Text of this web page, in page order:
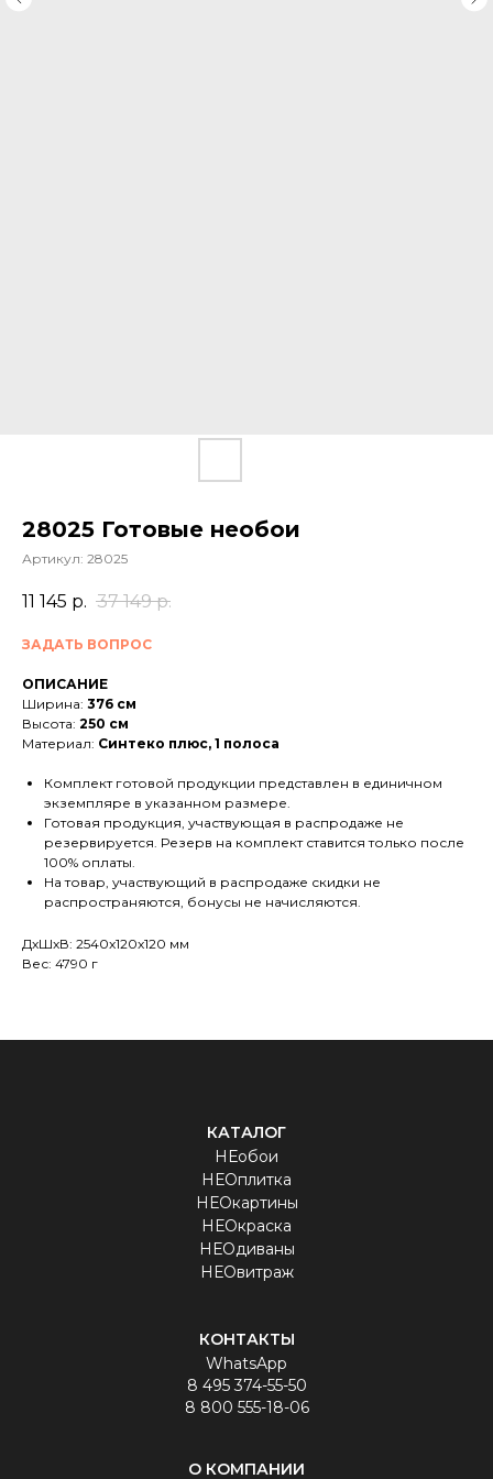
28025 Готовые необои
Артикул: 28025
11 145 р. 37 149 р.
ЗАДАТЬ ВОПРОС
ОПИСАНИЕ
Ширина: 376 см
Высота: 250 см
Материал: Синтеко плюс, 1 полоса
Комплект готовой продукции представлен в единичном
экземпляре в указанном размере.
Готовая продукция, участвующая в распродаже не
резервируется. Резерв на комплект ставится только после
100% оплаты.
На товар, участвующий в распродаже скидки не
распространяются, бонусы не начисляются.
ДxШxВ: 2540x120x120 мм
Вес: 4790 г
КАТАЛОГ
НЕобои
НЕОплитка
НЕОкартины
НЕОкраска
НЕОдиваны
НЕОвитраж
КОНТАКТЫ
WhatsApp
8 495 374-55-50
8 800 555-18-06
О КОМПАНИИ